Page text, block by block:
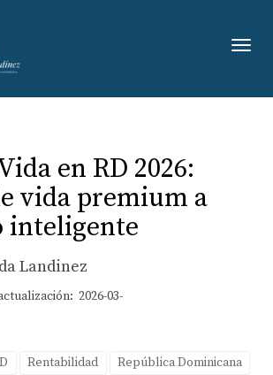
en RD 2026:
vida premium a
inteligente
Landinez
2026-03-
Rentabilidad República Dominicana